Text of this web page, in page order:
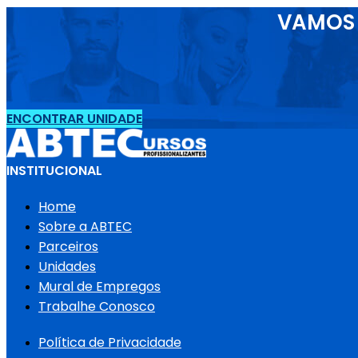
ENCONTRAR UNIDADE
INSTITUCIONAL
Home
Sobre a ABTEC
Parceiros
Unidades
Mural de Empregos
Trabalhe Conosco
Política de Privacidade